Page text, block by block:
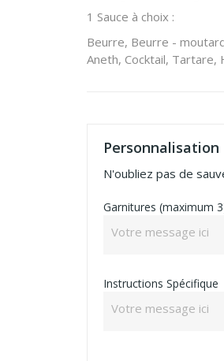
1 Sauce à choix :
Beurre, Beurre -
Aneth, Cocktail, Tartare,
Personnalisation
N'oubliez pas de
Garnitures (maximum
Instructions Spécifique